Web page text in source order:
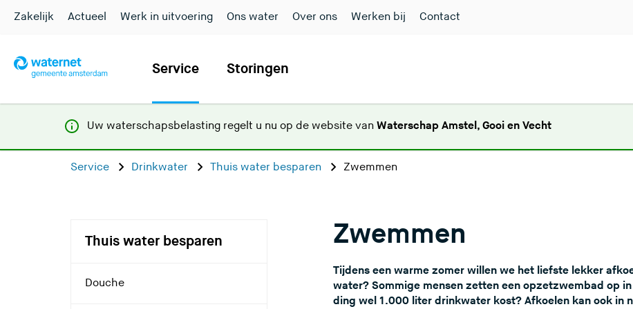
Service Storingen
Zakelijk Actueel Werk in uitvoering Ons water Over ons Werken bij Contact
Uw waterschapsbelasting regelt u nu op de website van Waterschap Amstel, Gooi en Vecht(
t
d
e
Service Drinkwater Thuis water besparen Zwemmen
Thuis water besparen
Douche
Zwemmen
Tijdens een warme zomer willen we het liefste lekker
water? Sommige mensen zetten een opzetzwembad op
ding wel 1.000 liter drinkwater kost? Afkoelen kan ook in